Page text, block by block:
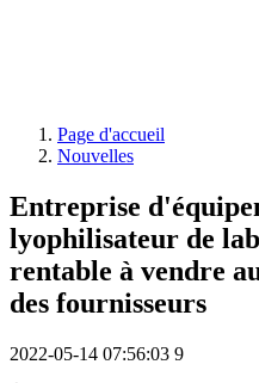
Page d'accueil
Nouvelles
Entreprise
lyophilisateur de
rentable à vendre
des fournisseurs
2022-05-14 07:56:03 9